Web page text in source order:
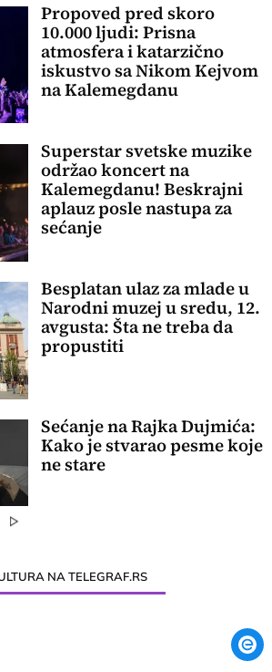
Propoved pred skoro
10.000 ljudi: Prisna
atmosfera i katarzično
iskustvo sa Nikom Kejvom
na Kalemegdanu
Superstar svetske muzike
održao koncert na
Kalemegdanu! Beskrajni
aplauz posle nastupa za
sećanje
Besplatan ulaz za mlade u
Narodni muzej u sredu, 12.
avgusta: Šta ne treba da
propustiti
Sećanje na Rajka Dujmića:
Kako je stvarao pesme koje
ne stare
NA TELEGRAF.RS